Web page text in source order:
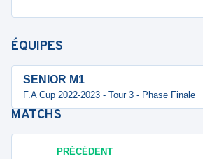
ÉQUIPES
SENIOR M1
F.A Cup 2022-2023 - Tour 3 - Phase Finale
MATCHS
PRÉCÉDENT